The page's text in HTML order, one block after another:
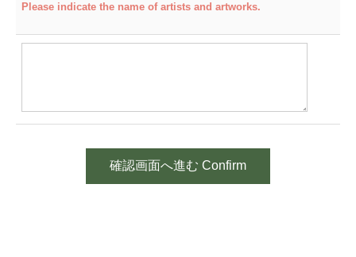
Please indicate the name of artists and artworks.